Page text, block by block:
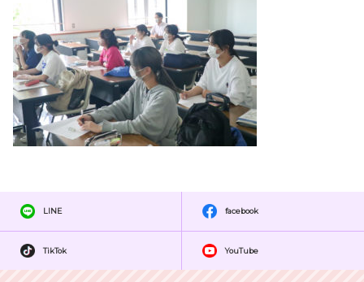
LINE facebook
TikTok YouTube